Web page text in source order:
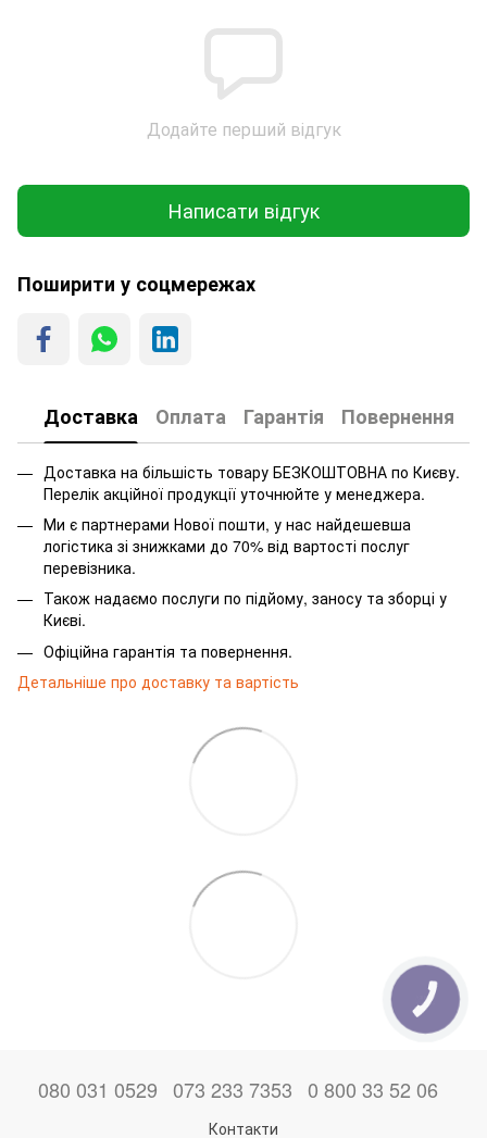
Додайте перший відгук
Написати відгук
Поширити у соцмережах
Доставка Оплата Гарантія Повернення
Доставка на більшість товару БЕЗКОШТОВНА по Києву.
Перелік акційної продукції уточнюйте у менеджера.
Ми є партнерами Нової пошти, у нас найдешевша
логістика зі знижками до 70% від вартості послуг
перевізника.
Також надаємо послуги по підйому, заносу та зборці у
Києві.
Офіційна гарантія та повернення.
Детальніше про доставку та вартість
080 031 0529 073 233 7353 0 800 33 52 06
Контакти
КНОПКА
ЗВ'ЯЗКУ